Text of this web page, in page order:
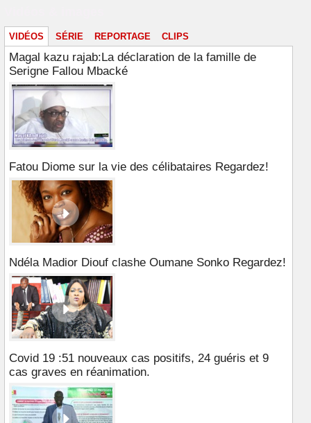
VIDÉOS SÉRIE REPORTAGE CLIPS
Magal kazu rajab:La déclaration de la famille de
Serigne Fallou Mbacké
Fatou Diome sur la vie des célibataires Regardez!
Ndéla Madior Diouf clashe Oumane Sonko Regardez!
Covid 19 :51 nouveaux cas positifs, 24 guéris et 9
cas graves en réanimation.